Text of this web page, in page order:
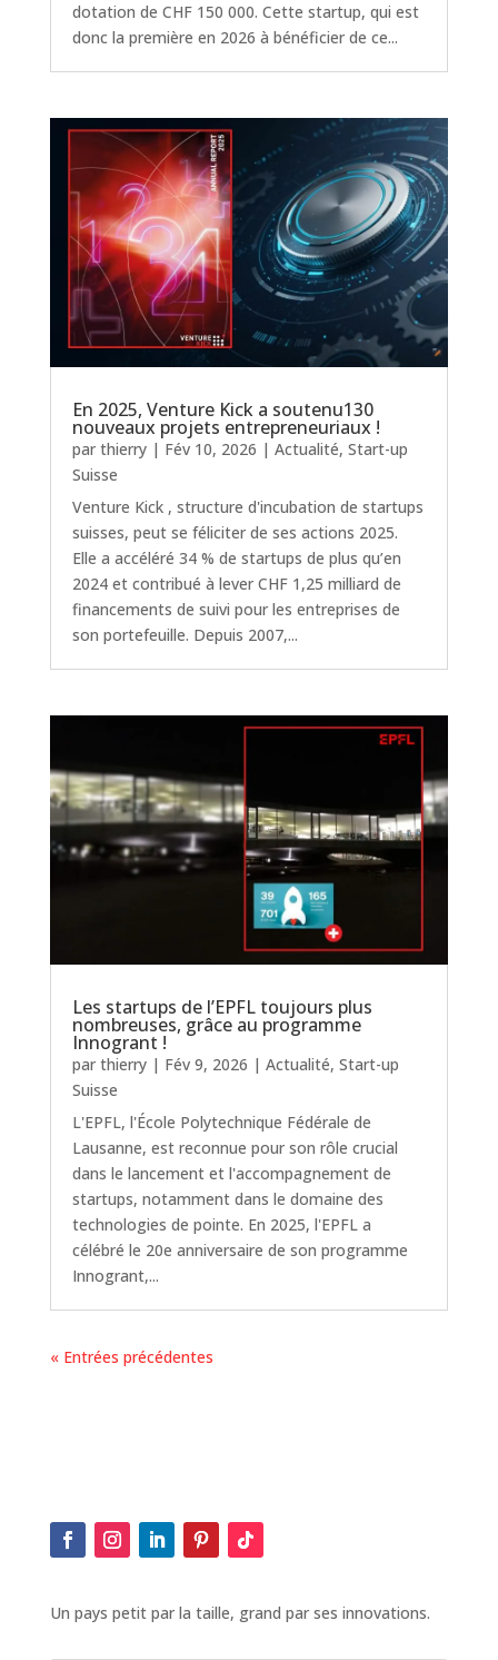
dotation de CHF 150 000. Cette startup, qui est
donc la première en 2026 à bénéficier de ce...
En 2025, Venture Kick a soutenu130
nouveaux projets entrepreneuriaux !
par thierry| Fév 10, 2026 | Actualité, Start-up
Suisse
Venture Kick , structure d'incubation de startups
suisses, peut se féliciter de ses actions 2025.
Elle a accéléré 34 % de startups de plus qu’en
2024 et contribué à lever CHF 1,25 milliard de
financements de suivi pour les entreprises de
son portefeuille. Depuis 2007,...
Les startups de l’EPFL toujours plus
nombreuses, grâce au programme
Innogrant !
par thierry| Fév 9, 2026 | Actualité, Start-up
Suisse
L'EPFL, l'École Polytechnique Fédérale de
Lausanne, est reconnue pour son rôle crucial
dans le lancement et l'accompagnement de
startups, notamment dans le domaine des
technologies de pointe. En 2025, l'EPFL a
célébré le 20e anniversaire de son programme
Innogrant,...
« Entrées précédentes
Un pays petit par la taille, grand par ses innovations.